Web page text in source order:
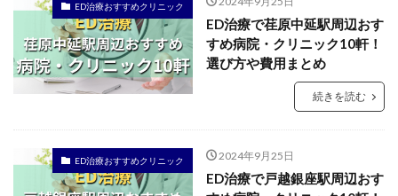
ED治療おすすめクリニック
ED治療で荏原中延駅周辺おす
すめ病院・クリニック10軒！
選び方や費用まとめ
続きを読む
ED治療おすすめクリニック 2024年9月25日
ED治療で戸越銀座駅周辺おす